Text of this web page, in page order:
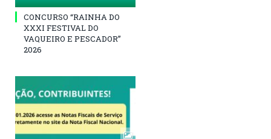
CONCURSO “RAINHA DO
XXXI FESTIVAL DO
VAQUEIRO E PESCADOR”
2026